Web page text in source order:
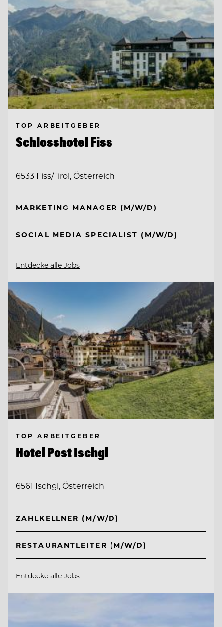
TOP ARBEITGEBER
Schlosshotel Fiss
6533 Fiss/Tirol, Österreich
MARKETING MANAGER (M/W/D)
SOCIAL MEDIA SPECIALIST (M/W/D)
Entdecke alle Jobs
TOP ARBEITGEBER
Hotel Post Ischgl
6561 Ischgl, Österreich
ZAHLKELLNER (M/W/D)
RESTAURANTLEITER (M/W/D)
Entdecke alle Jobs